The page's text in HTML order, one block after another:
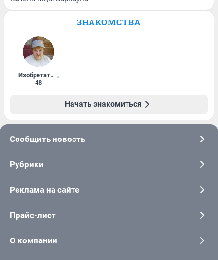
ЗНАКОМСТВА
Изобретатель ,
48
Начать знакомиться
Сообщить новость
Рубрики
Реклама на сайте
Прайс-лист
О компании